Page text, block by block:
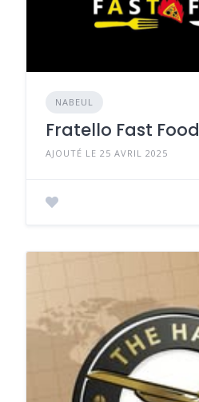
NABEUL
​Fratello Fast Food
AJOUTÉ LE 25 AVRIL 2025